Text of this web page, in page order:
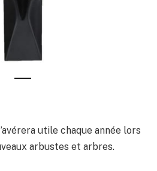
utile chaque année lors
arbustes et arbres.